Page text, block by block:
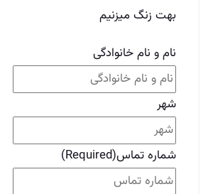
شماره تماس(Required)
Comments
validation purposes and should
be left unchanged.